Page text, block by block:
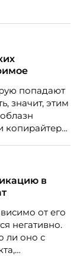
попадают
значит, этим
копирайтера
ценность,
тот редкий
не
в
от его
негативно.
ли оно с